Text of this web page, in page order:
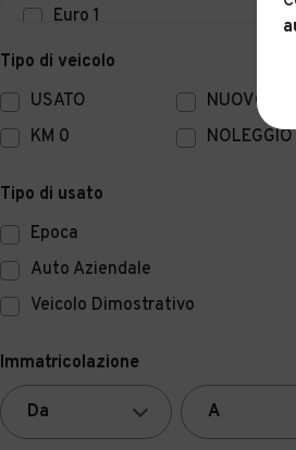
Euro 1
Euro 0
Tipo di veicolo
USATO
NUOVO
KM 0
NOLEGGIO
Tipo di usato
Epoca
Auto Aziendale
Veicolo Dimostrativo
Immatricolazione